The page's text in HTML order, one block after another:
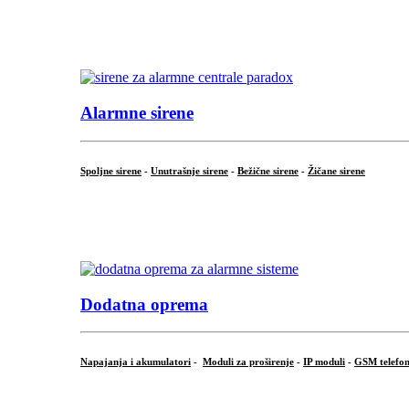
Alarmne sirene
Spoljne sirene - Unutrašnje sirene - Bežične sirene - Žičane sirene
Dodatna oprema
Napajanja i akumulatori - Moduli za proširenje - IP moduli - GSM